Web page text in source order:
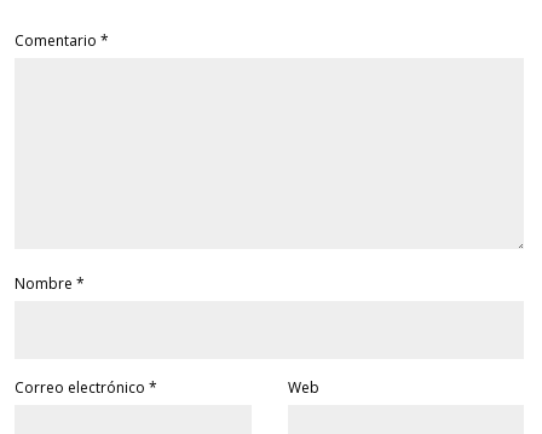
Comentario *
Nombre *
Correo electrónico * Web